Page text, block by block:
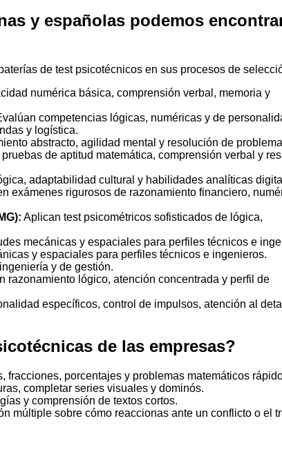
y españolas podemos
de test psicotécnicos en sus procesos de
numérica básica, comprensión verbal, memoria y
competencias lógicas, numéricas y de
y logística.
abstracto, agilidad mental y resolución de
de aptitud matemática, comprensión verbal y
adaptabilidad cultural y habilidades analíticas
exámenes rigurosos de razonamiento financiero,
Aplican test psicométricos sofisticados de lógica,
mecánicas y espaciales para perfiles técnicos e
y espaciales para perfiles técnicos e ingenieros.
y de gestión.
razonamiento lógico, atención concentrada y perfil de
específicos, control de impulsos, atención al
de las empresas?
fracciones, porcentajes y problemas matemáticos
completar series visuales y dominós.
y comprensión de textos cortos.
múltiple sobre cómo reaccionas ante un conflicto o el